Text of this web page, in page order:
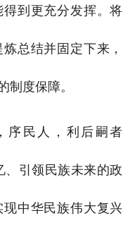
到更充分发挥。将
总结并固定下来，
度保障。
序民人，利后嗣者
、引领民族未来的政
中华民族伟大复兴